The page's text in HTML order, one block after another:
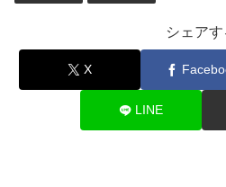
シェアす
X
LINE